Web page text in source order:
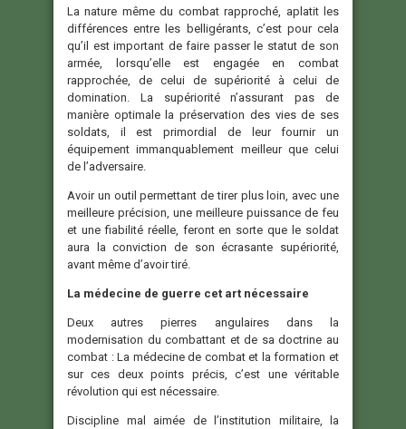
La nature même du combat rapproché, aplatit les
différences entre les belligérants, c’est pour cela
qu’il est important de faire passer le statut de son
armée, lorsqu’elle est engagée en combat
rapprochée, de celui de supériorité à celui de
domination. La supériorité n’assurant pas de
manière optimale la préservation des vies de ses
soldats, il est primordial de leur fournir un
équipement immanquablement meilleur que celui
de l’adversaire.
Avoir un outil permettant de tirer plus loin, avec une
meilleure précision, une meilleure puissance de feu
et une fiabilité réelle, feront en sorte que le soldat
aura la conviction de son écrasante supériorité,
avant même d’avoir tiré.
La médecine de guerre cet art nécessaire
Deux autres pierres angulaires dans la
modernisation du combattant et de sa doctrine au
combat : La médecine de combat et la formation et
sur ces deux points précis, c’est une véritable
révolution qui est nécessaire.
Discipline mal aimée de l’institution militaire, la